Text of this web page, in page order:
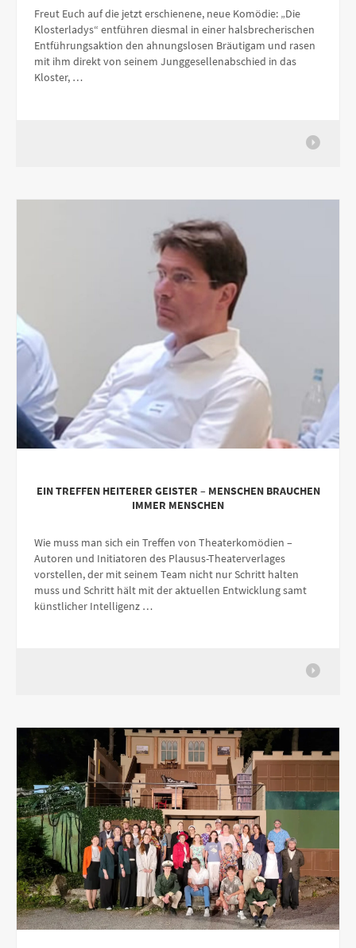
Freut Euch auf die jetzt erschienene, neue Komödie: „Die
Klosterladys“ entführen diesmal in einer halsbrecherischen
Entführungsaktion den ahnungslosen Bräutigam und rasen
mit ihm direkt von seinem Junggesellenabschied in das
Kloster, …
EIN TREFFEN HEITERER GEISTER – MENSCHEN BRAUCHEN
IMMER MENSCHEN
Wie muss man sich ein Treffen von Theaterkomödien –
Autoren und Initiatoren des Plausus-Theaterverlages
vorstellen, der mit seinem Team nicht nur Schritt halten
muss und Schritt hält mit der aktuellen Entwicklung samt
künstlicher Intelligenz …